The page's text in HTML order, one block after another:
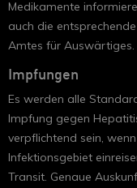
Medikamente
auch die entsprechende
Amtes für Auswärtiges.
Impfungen
Es werden alle
Impfung gegen
verpflichtend sein,
Infektionsgebiet
Transit. Genaue